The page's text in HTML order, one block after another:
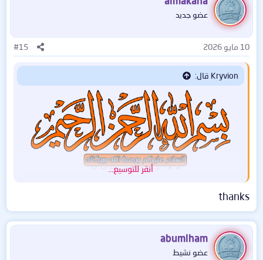
عضو جديد
10 مايو 2026 #15
Kryvion قال:
إزالة برامج التجسس (Spyware)
أنقر للتوسيع...
thanks
abumlham
عضو نشيط